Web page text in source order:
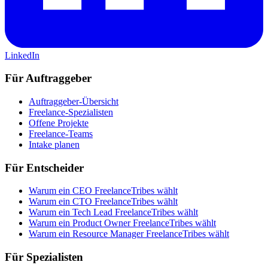
LinkedIn
Für Auftraggeber
Auftraggeber-Übersicht
Freelance-Spezialisten
Offene Projekte
Freelance-Teams
Intake planen
Für Entscheider
Warum ein CEO FreelanceTribes wählt
Warum ein CTO FreelanceTribes wählt
Warum ein Tech Lead FreelanceTribes wählt
Warum ein Product Owner FreelanceTribes wählt
Warum ein Resource Manager FreelanceTribes wählt
Für Spezialisten